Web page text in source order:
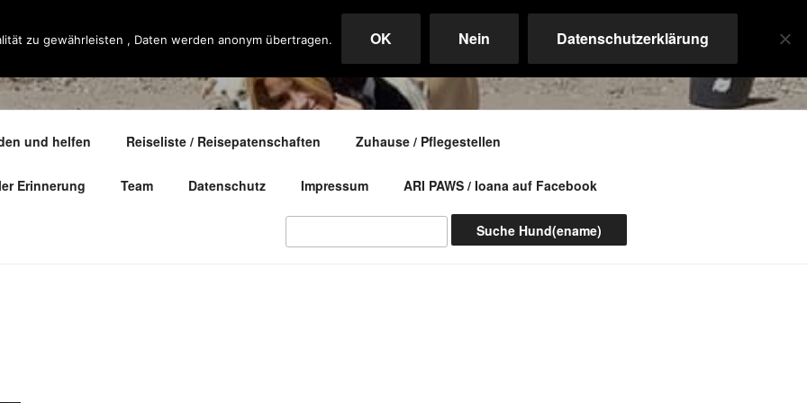
und helfen Reiseliste / Reisepatenschaften Zuhause / Pflegestellen
Erinnerung Team Datenschutz Impressum ARI PAWS / Ioana auf Facebook
Search
zu gewährleisten , Daten werden anonym übertragen. OK Nein Datenschutzerklärung